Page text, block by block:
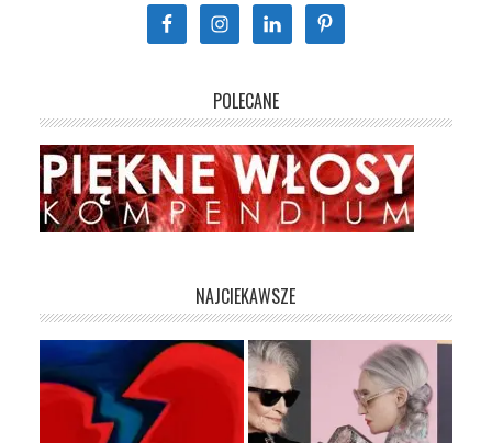
POLECANE
NAJCIEKAWSZE